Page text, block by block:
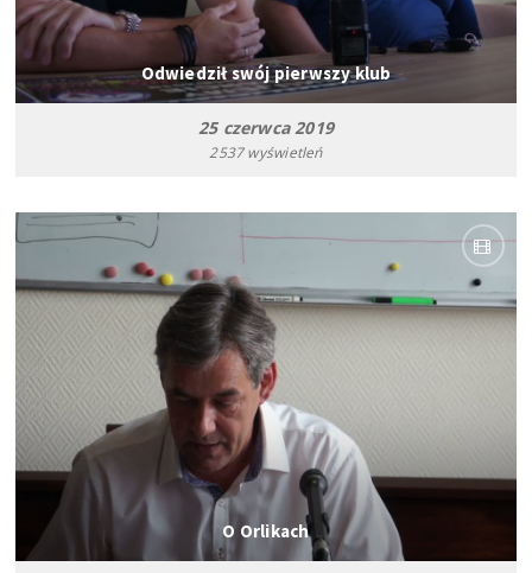
Odwiedził swój pierwszy klub
25 czerwca 2019
2537 wyświetleń
O Orlikach